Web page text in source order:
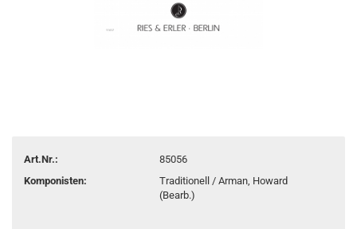
Art.Nr.:
85056
Komponisten:
Traditionell / Arman, Howard
(Bearb.)